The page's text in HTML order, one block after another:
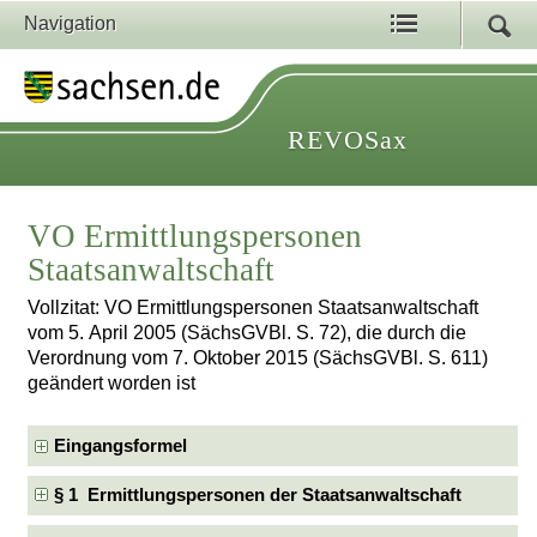
Navigation
REVOSax
VO Ermittlungspersonen
Staatsanwaltschaft
Vollzitat: VO Ermittlungspersonen Staatsanwaltschaft
vom 5. April 2005 (SächsGVBl. S. 72), die durch die
Verordnung vom 7. Oktober 2015 (SächsGVBl. S. 611)
geändert worden ist
Eingangsformel
§ 1 Ermittlungspersonen der Staatsanwaltschaft